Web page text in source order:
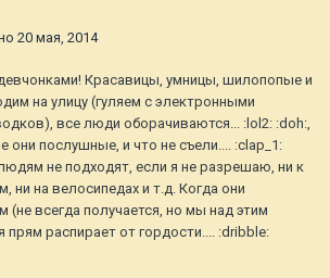
20 мая, 2014
Красавицы, умницы, шилопопые и
на улицу (гуляем с электронными
все люди оборачиваются... :lol2: :doh:,
они послушные, и что не съели.... :clap_1:
не подходят, если я не разрешаю, ни к
ни на велосипедах и т.д. Когда они
(не всегда получается, но мы над этим
прям распирает от гордости.... :dribble: